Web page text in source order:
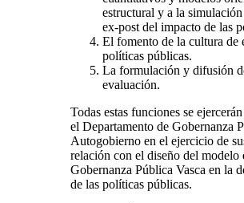
estructural y a la
ex-post del impacto de las
El fomento de la cultura de
políticas públicas.
La formulación y difusión
evaluación.
Todas estas funciones se
el Departamento de Gobernanza
Autogobierno en el ejercicio de
relación con el diseño del modelo
Gobernanza Pública Vasca en la
de las políticas públicas.